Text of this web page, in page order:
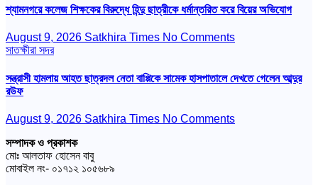
শ্যামনগরে কলেজ শিক্ষকের বিরুদ্ধে হিন্দু ছাত্রীকে ধর্মান্তরিত করে বিয়ের অভিযোগ
August 9, 2026 Satkhira Times No Comments
সাতক্ষীরা সদর
সন্ত্রাসী হামলায় আহত ছাত্রদল নেতা বাপ্পিকে সামেক হাসপাতালে দেখতে গেলেন আব্দুর
রউফ
August 9, 2026 Satkhira Times No Comments
সম্পাদক ও প্রকাশক
মোঃ আলতাফ হোসেন বাবু
মোবাইল নং- ০১৭১২ ১০৫৬৮৯